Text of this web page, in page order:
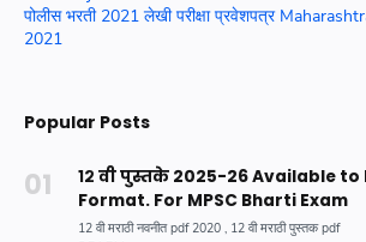
पोलीस भरती 2021 लेखी परीक्षा प्रवेशपत्र
2021
Popular Posts
१२ वी पुस्तके 2025-26 Available to
Format. For MPSC Bharti Exam